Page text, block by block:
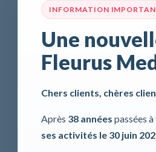
INFORMATION
Une
Fleurus
Chers clients, chères
Après 38 années passées
ses activités le 30 juin